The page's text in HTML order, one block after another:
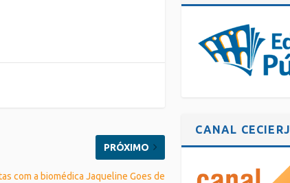
PRÓXIMO
com a biomédica Jaqueline Goes de
CANAL CECIERJ